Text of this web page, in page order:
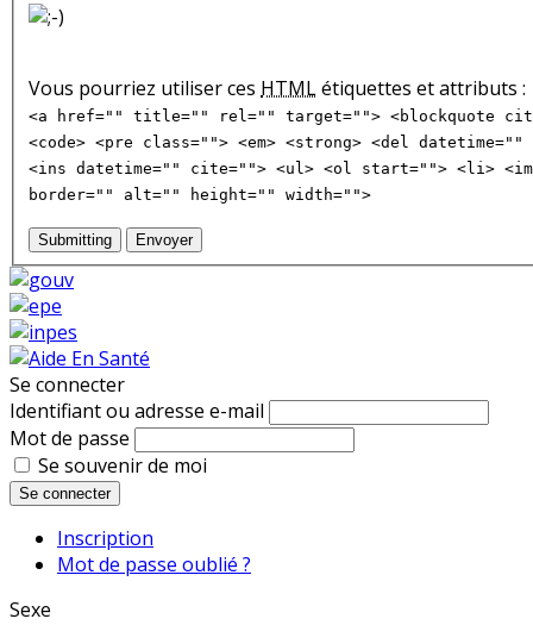
Vous pourriez utiliser ces HTMLétiquettes et attributs :
<a href="" title="" rel="" target=""> <blockquote
<code> <pre class=""> <em> <strong> <del
<ins datetime="" cite=""> <ul> <ol start=""> <li>
border="" alt="" height="" width="">
Submitting Envoyer
Se connecter
Identifiant ou adresse e-mail
Mot de passe
Se souvenir de moi
Se connecter
Inscription
Mot de passe oublié ?
Sexe